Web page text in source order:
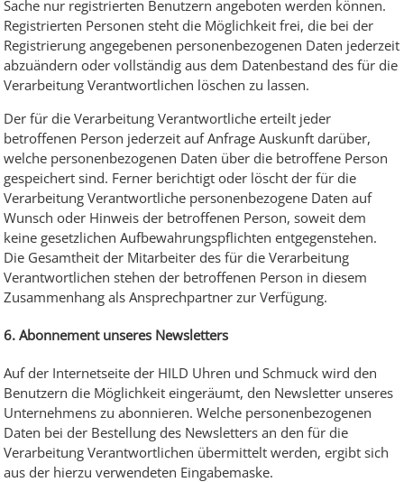
Sache nur registrierten Benutzern angeboten werden können.
Registrierten Personen steht die Möglichkeit frei, die bei der
Registrierung angegebenen personenbezogenen Daten jederzeit
abzuändern oder vollständig aus dem Datenbestand des für die
Verarbeitung Verantwortlichen löschen zu lassen.
Der für die Verarbeitung Verantwortliche erteilt jeder
betroffenen Person jederzeit auf Anfrage Auskunft darüber,
welche personenbezogenen Daten über die betroffene Person
gespeichert sind. Ferner berichtigt oder löscht der für die
Verarbeitung Verantwortliche personenbezogene Daten auf
Wunsch oder Hinweis der betroffenen Person, soweit dem
keine gesetzlichen Aufbewahrungspflichten entgegenstehen.
Die Gesamtheit der Mitarbeiter des für die Verarbeitung
Verantwortlichen stehen der betroffenen Person in diesem
Zusammenhang als Ansprechpartner zur Verfügung.
6. Abonnement unseres Newsletters
Auf der Internetseite der HILD Uhren und Schmuck wird den
Benutzern die Möglichkeit eingeräumt, den Newsletter unseres
Unternehmens zu abonnieren. Welche personenbezogenen
Daten bei der Bestellung des Newsletters an den für die
Verarbeitung Verantwortlichen übermittelt werden, ergibt sich
aus der hierzu verwendeten Eingabemaske.